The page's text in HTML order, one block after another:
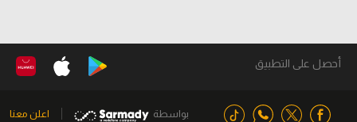
أحصل على التطبيق
بواسطة اعلن معنا